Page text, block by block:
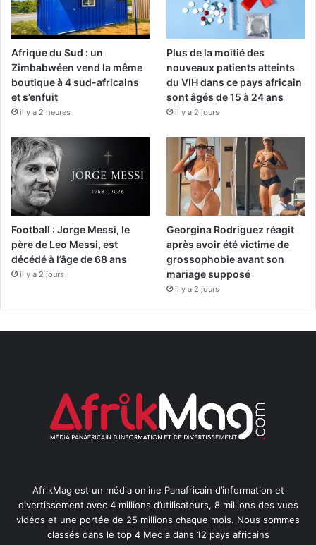
Afrique du Sud : un
Zimbabwéen vend la même
boutique à 4 sud-africains
et s’enfuit
il y a 2 heures
Plus de la moitié des
nouveaux patients atteints
du VIH dans ce pays africain
sont âgés de 15 à 24 ans
il y a 2 jours
Football : Jorge Messi, le
père de Leo Messi, est
décédé à l’âge de 68 ans
il y a 2 jours
Georgina Rodriguez réagit
après avoir été victime de
grossophobie avant son
mariage supposé
il y a 2 jours
AfrikMag est un média online Panafricain d’information et
divertissement avec 4 millions d’utilisateurs, 8 millions des vues
vidéos et une portée de 25 millions chaque mois. Nous sommes
classés dans le top 4 Media dans 12 pays africains